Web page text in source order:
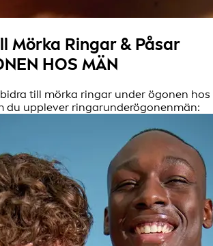
Mörka Ringar & Påsar
HOS MÄN
till mörka ringar under ögonen hos
du upplever ringarunderögonenmän: